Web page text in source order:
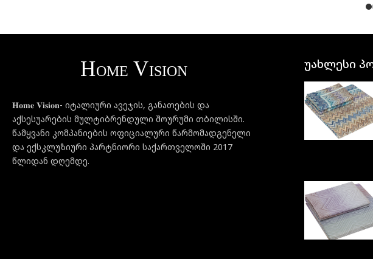
𝐇𝐨𝐦𝐞 𝐕𝐢𝐬𝐢𝐨𝐧- იტალიური ავეჯის, განათების და
აქსესუარების მულტიბრენდული შოურუმი თბილისში.
წამყვანი კომპანიების ოფიციალური წარმომადგენელი
და ექსკლუზიური პარტნიორი საქართველოში 2017
წლიდან დღემდე.
უახლესი